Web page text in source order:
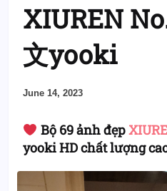
XIUREN
文yooki
June 14, 2023
Bộ 69 ảnh đẹp
yooki HD chất lượng